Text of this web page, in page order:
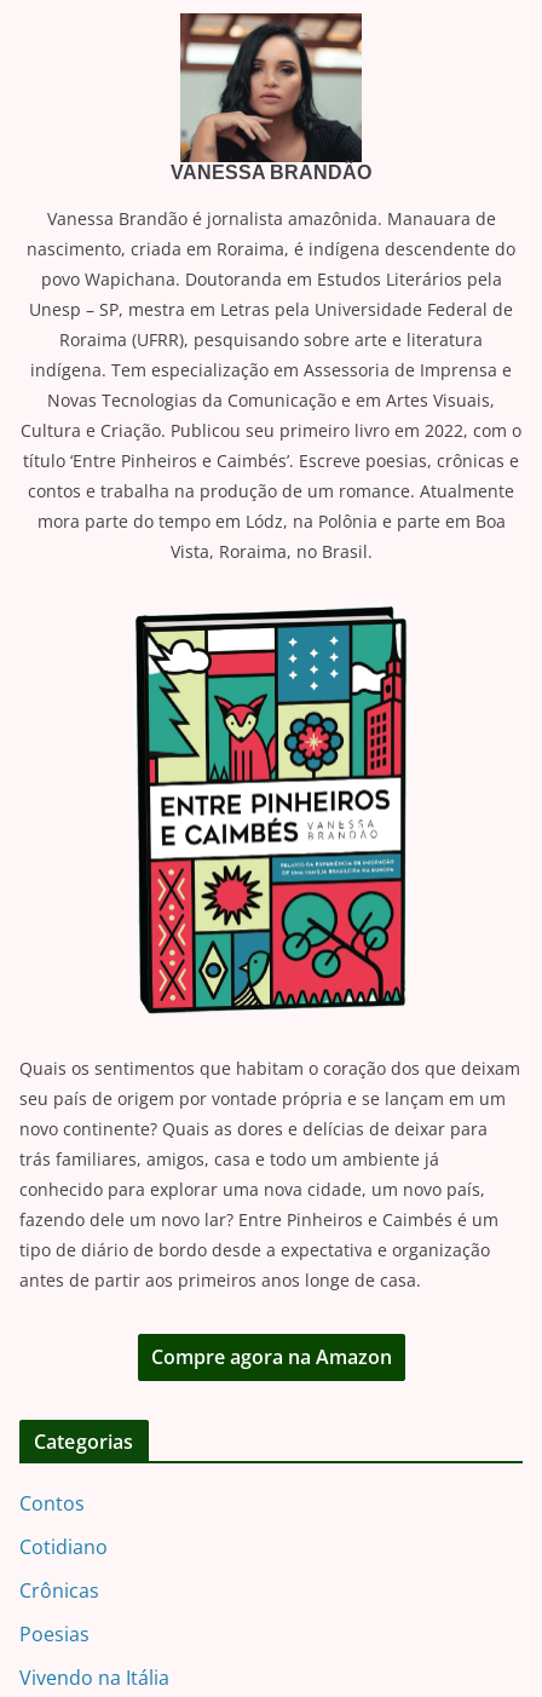
VANESSA BRANDÃO
Vanessa Brandão é jornalista amazônida. Manauara de
nascimento, criada em Roraima, é indígena descendente do
povo Wapichana. Doutoranda em Estudos Literários pela
Unesp – SP, mestra em Letras pela Universidade Federal de
Roraima (UFRR), pesquisando sobre arte e literatura
indígena. Tem especialização em Assessoria de Imprensa e
Novas Tecnologias da Comunicação e em Artes Visuais,
Cultura e Criação. Publicou seu primeiro livro em 2022, com o
título ‘Entre Pinheiros e Caimbés’. Escreve poesias, crônicas e
contos e trabalha na produção de um romance. Atualmente
mora parte do tempo em Lódz, na Polônia e parte em Boa
Vista, Roraima, no Brasil.
Quais os sentimentos que habitam o coração dos que deixam
seu país de origem por vontade própria e se lançam em um
novo continente? Quais as dores e delícias de deixar para
trás familiares, amigos, casa e todo um ambiente já
conhecido para explorar uma nova cidade, um novo país,
fazendo dele um novo lar? Entre Pinheiros e Caimbés é um
tipo de diário de bordo desde a expectativa e organização
antes de partir aos primeiros anos longe de casa.
Compre agora na Amazon
Categorias
Contos
Cotidiano
Crônicas
Poesias
Vivendo na Itália